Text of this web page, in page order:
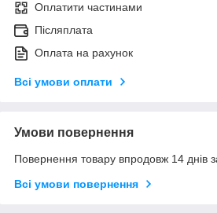
Оплатити частинами
Післяплата
Оплата на рахунок
Всі умови оплати
Умови повернення
Повернення товару впродовж 14 днів
Всі умови повернення